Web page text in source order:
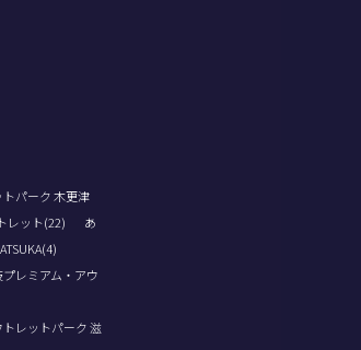
パーク 木更津
レット(22)
あ
プレミアム・アウ
トレットパーク 滋